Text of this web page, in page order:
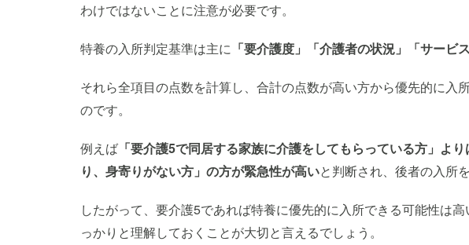
わけではないことに注意が必要です。
特養の入所判定基準は主に 「要介護度」「介護者の状況」「サービ
それら全項目の点数を計算し、合計の点数が高い方から優先的に入
のです。
例えば 「要介護5で同居する家族に介護をしてもらっている方」よ
り、身寄りがない方」の方が緊急性が高いと判断され、後者の入所
したがって、要介護5であれば特養に優先的に入所できる可能性は
っかりと理解しておくことが大切と言えるでしょう。